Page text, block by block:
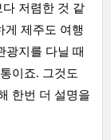
저렴한 것 같
게 제주도 여행
광지를 다닐 때
이죠. 그것도
한번 더 설명을